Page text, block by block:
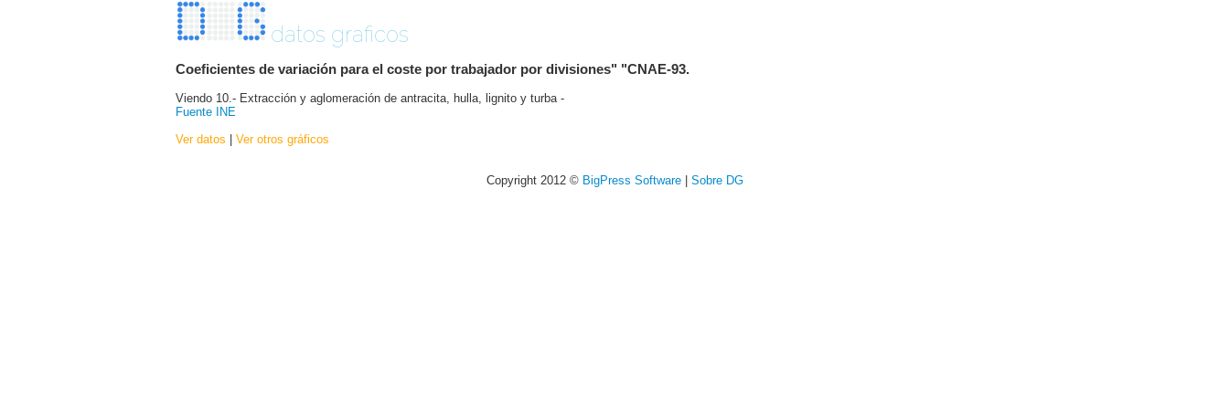
datos graficos
Coeficientes de variación para el coste por trabajador por divisiones" "CNAE-93.
Viendo 10.- Extracción y aglomeración de antracita, hulla, lignito y turba -
Fuente INE
Ver datos | Ver otros gráficos
Copyright 2012 © BigPress Software| Sobre DG